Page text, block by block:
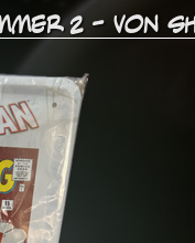
2 - Von